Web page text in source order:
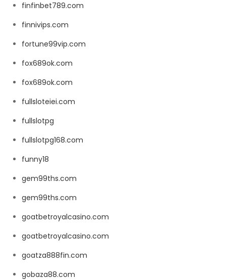
finfinbet789.com
finnivips.com
fortune99vip.com
fox689ok.com
fox689ok.com
fullsloteiei.com
fullslotpg
fullslotpg168.com
funny18
gem99ths.com
gem99ths.com
goatbetroyalcasino.com
goatbetroyalcasino.com
goatza888fin.com
gobaza88.com